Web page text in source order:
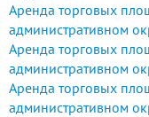
Аренда торговых
административном
Аренда торговых
административном
Аренда торговых
административном